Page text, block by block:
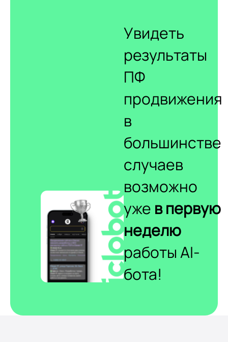
Увидеть
результаты
ПФ
продвижения
в
большинстве
случаев
возможно
уже в первую
неделю
работы AI-
бота!